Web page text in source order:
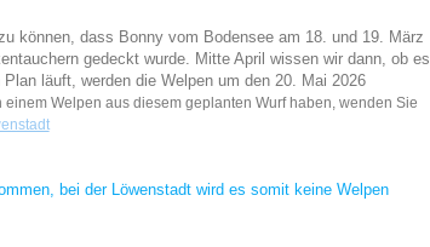
können, dass Bonny vom Bodensee am 18. und 19. März
gedeckt wurde. Mitte April wissen wir dann, ob es
läuft, werden die Welpen um den 20. Mai 2026
einem Welpen aus diesem geplanten Wurf haben, wenden Sie
bei der Löwenstadt wird es somit keine Welpen